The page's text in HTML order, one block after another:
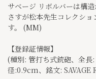
サベージ リボルバーは構
さすが松本先生コレクシ
す。 (MM)
【登録証情報】
(種別: 管打ち式銃砲、全
径:0.9cm、銘文: SAVAGE